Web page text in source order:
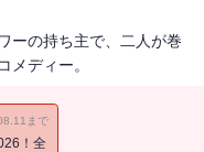
ーの持ち主で、二人が巻
メディー。
まで
！全